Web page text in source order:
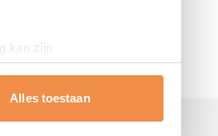
kan zijn
Alles toestaan